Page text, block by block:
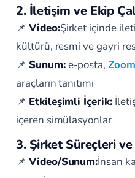
2. İletişim ve Ekip
📌 Video:Şirket içinde
kültürü, resmi ve gayri
📌 Sunum:e-posta,Zoom
araçların tanıtımı
📌 Etkileşimli İçerik:
içeren simülasyonlar
3. Şirket Süreçleri
📌 Video/Sunum:İnsan